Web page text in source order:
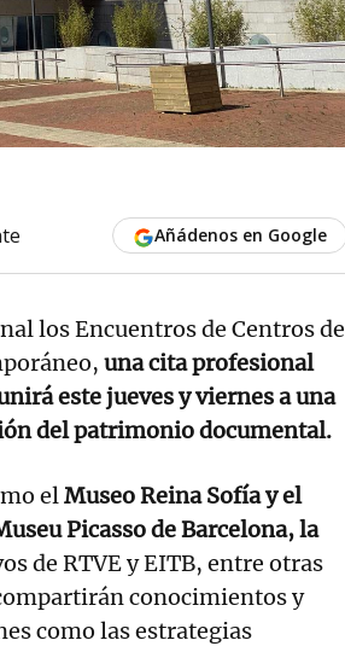
Añádenos en Google
los Encuentros de Centros de
una cita profesional
este jueves y viernes a una
del patrimonio documental.
elMuseo Reina Sofía y el
Picasso de Barcelona, la
de RTVE y EITB, entre otras
conocimientos y
como las estrategias